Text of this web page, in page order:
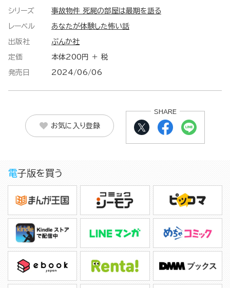
シリーズ 事故物件 死屍の部屋は最期を語る
レーベル あなたが体験した怖い話
出版社 ぶんか社
定価 本体200円 ＋ 税
発売日 2024/06/06
お気に入り登録
SHARE
電子版を買う